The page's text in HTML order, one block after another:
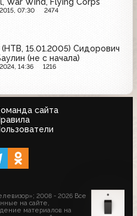
07:30 2474
(НТВ, 15.01.2005) Сидорович
(не с начала)
14:36 1216
сайта
2008 - 2026 Все
на сайте,
материалов на